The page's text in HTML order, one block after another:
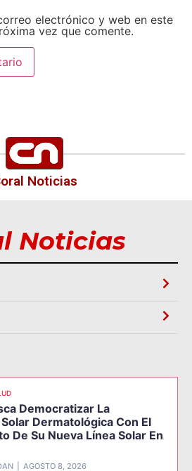
electrónico y web en este
vez que comente.
Noticias
Noticias
Democratizar La
Dermatológica Con El
De Su Nueva Línea Solar En
AGOSTO 8, 2026